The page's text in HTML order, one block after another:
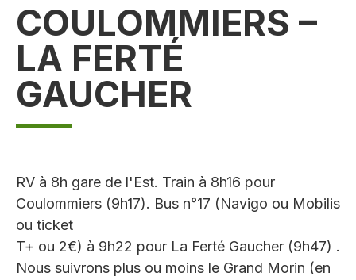
COULOMMIERS –
LA FERTÉ
GAUCHER
RV à 8h gare de l'Est. Train à 8h16 pour
Coulommiers (9h17). Bus n°17 (Navigo ou Mobilis
ou ticket
T+ ou 2€) à 9h22 pour La Ferté Gaucher (9h47) .
Nous suivrons plus ou moins le Grand Morin (en